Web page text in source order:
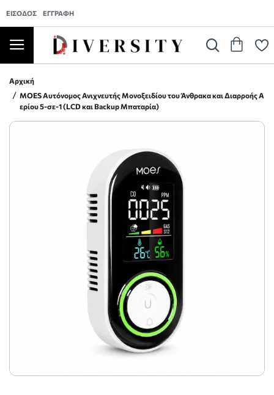
ΕΊΣΟΔΟΣ ΕΓΓΡΑΦΉ
Αρχική
MOES Αυτόνομος Ανιχνευτής Mονοξειδίου του Άνθρακα και Διαρροής Α
ερίου 5-σε-1 (LCD και Backup Μπαταρία)